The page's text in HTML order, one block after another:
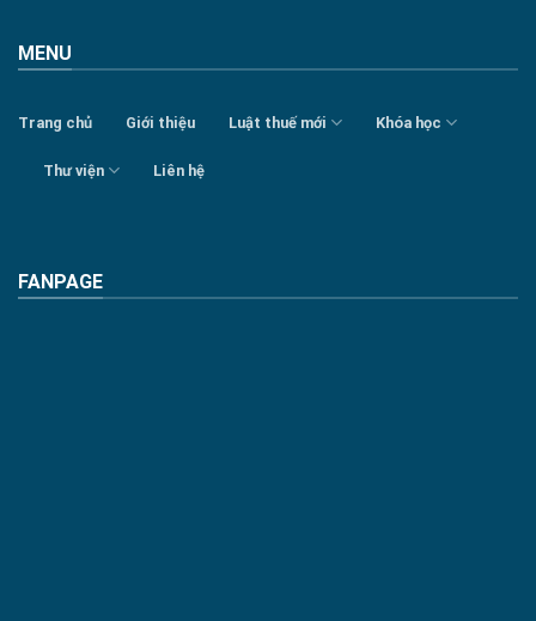
MENU
Trang chủ Giới thiệu Luật thuế mới Khóa học
Thư viện Liên hệ
FANPAGE